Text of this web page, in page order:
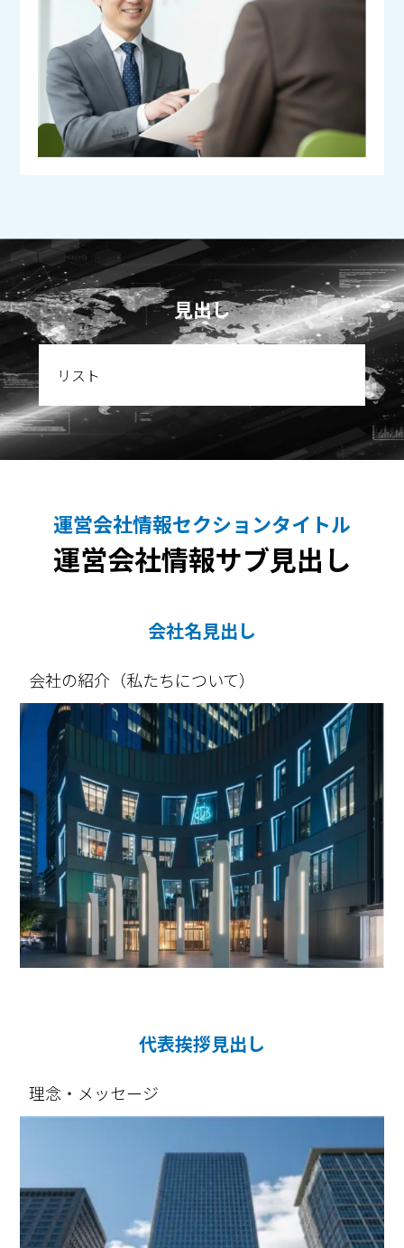
見出し
リスト
運営会社情報セクションタイトル
運営会社情報サブ見出し
会社名見出し
会社の紹介（私たちについて）
代表挨拶見出し
理念・メッセージ